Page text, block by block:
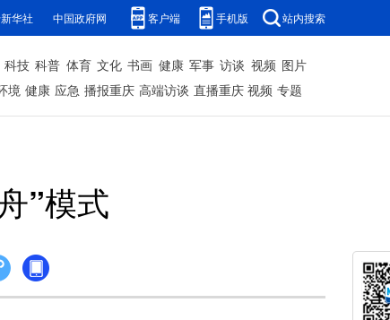
华社 中国政府网 客户端 手机版 站内搜索
科技 科普 体育 文化 书画 健康 军事 访谈 视频 图片
境 健康 应急 播报重庆 高端访谈 直播重庆 视频 专题
”模式